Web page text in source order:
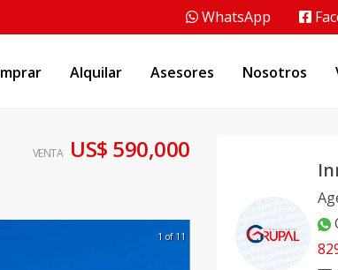
WhatsApp
Alquilar Asesores Nosotros
VENTA US$ 590,000
1 of 11